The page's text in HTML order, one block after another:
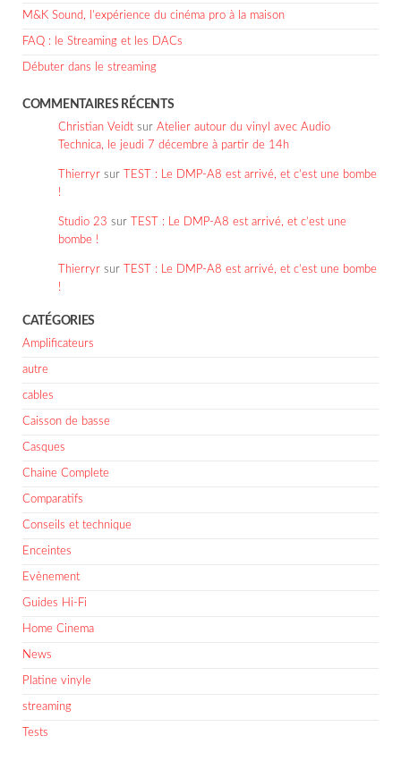
M&K Sound, l’expérience du cinéma pro à la maison
FAQ : le Streaming et les DACs
Débuter dans le streaming
COMMENTAIRES RÉCENTS
Christian Veidt sur Atelier autour du vinyl avec Audio
Technica, le jeudi 7 décembre à partir de 14h
Thierryr sur
TEST : Le DMP-A8 est arrivé, et c’est une bombe
!
Studio 23 sur
TEST : Le DMP-A8 est arrivé, et c’est une
bombe !
Thierryr sur
TEST : Le DMP-A8 est arrivé, et c’est une bombe
!
CATÉGORIES
Amplificateurs
autre
cables
Caisson de basse
Casques
Chaine Complete
Comparatifs
Conseils et technique
Enceintes
Evènement
Guides Hi-Fi
Home Cinema
News
Platine vinyle
streaming
Tests